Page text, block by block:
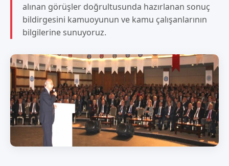
alınan görüşler doğrultusunda hazırlanan sonuç
bildirgesini kamuoyunun ve kamu çalışanlarının
bilgilerine sunuyoruz.